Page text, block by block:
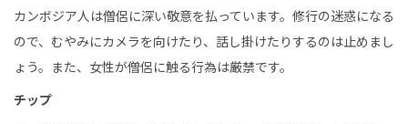
カンボジア人は僧侶に深い敬意を払っています。修行の迷惑になる
ので、むやみにカメラを向けたり、話し掛けたりするのは止めまし
ょう。また、女性が僧侶に触る行為は厳禁です。
チップ